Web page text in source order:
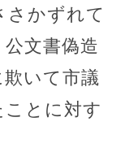
さかずれて
文書偽造
いて市議
とに対す